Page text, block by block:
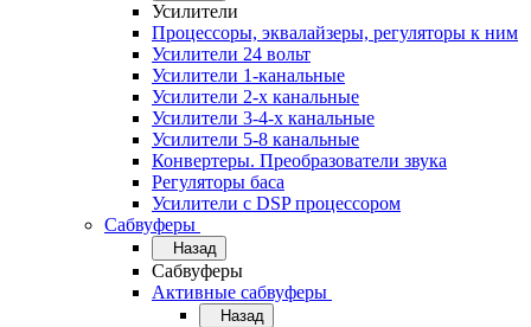
Усилители
Процессоры, эквалайзеры, регуляторы к ним
Усилители 24 вольт
Усилители 1-канальные
Усилители 2-х канальные
Усилители 3-4-х канальные
Усилители 5-8 канальные
Конвертеры. Преобразователи звука
Регуляторы баса
Усилители с DSP процессором
Сабвуферы
Назад
Сабвуферы
Активные сабвуферы
Назад